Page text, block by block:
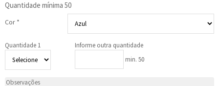
Quantidade mínima 50
Cor *
Quantidade 1
Informe outra quantidade
min. 50